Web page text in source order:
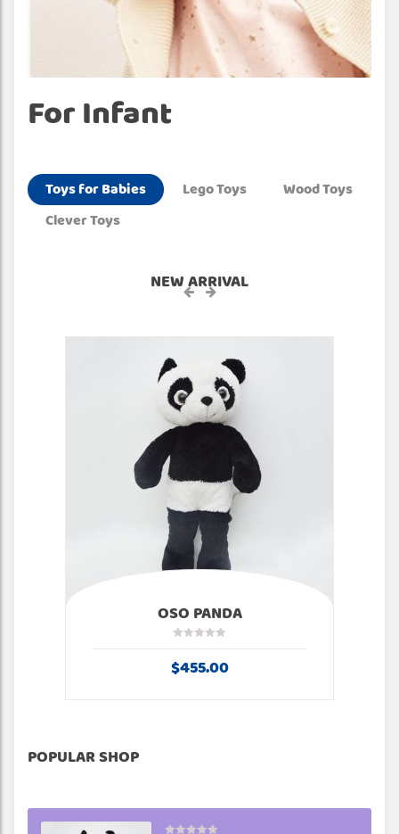
For Infant
Toys for Babies Lego Toys
Wood Toys
Clever Toys
NEW ARRIVAL
OSO PANDA
$455.00
POPULAR SHOP